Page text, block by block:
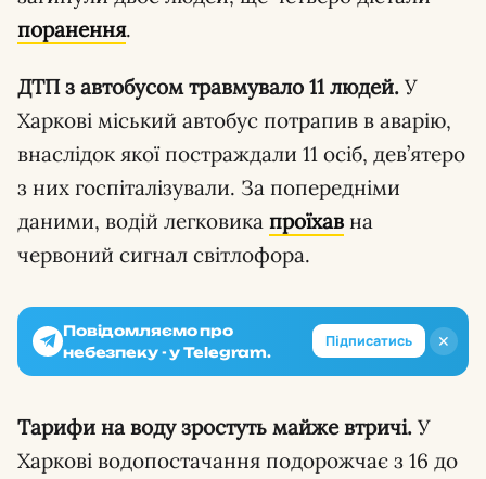
поранення.
ДТП з автобусом травмувало 11 людей. У
Харкові міський автобус потрапив в аварію,
внаслідок якої постраждали 11 осіб, дев’ятеро
з них госпіталізували. За попередніми
даними, водій легковика проїхав на
червоний сигнал світлофора.
✕
Повідомляємо про
небезпеку - у Telegram.
Підписатись
Тарифи на воду зростуть майже втричі. У
Харкові водопостачання подорожчає з 16 до